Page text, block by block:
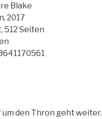
Blake
2017
512 Seiten
um den Thron geht weiter.